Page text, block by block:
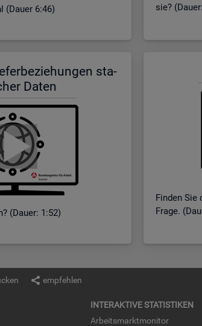
(Dauer 6:46)
sie?
sta­
Daten
(Dauer: 1:52)
Fin­den Sie
Frage.
empfehlen
IN­TER­AK­TI­VE STA­TIS­TI­KEN
Ar­beits­markt­mo­ni­tor